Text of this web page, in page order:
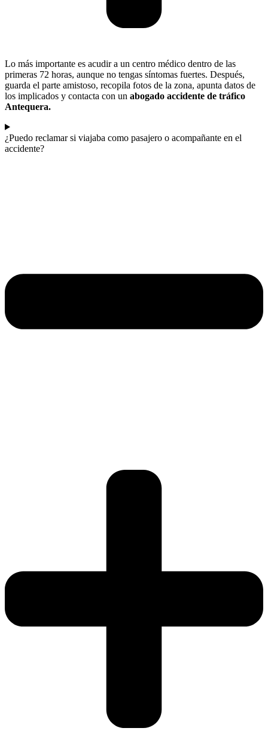
Lo más importante es acudir a un centro médico dentro de las
primeras 72 horas, aunque no tengas síntomas fuertes. Después,
guarda el parte amistoso, recopila fotos de la zona, apunta datos de
los implicados y contacta con un abogado accidente de tráfico
Antequera.
¿Puedo reclamar si viajaba como pasajero o acompañante en el
accidente?